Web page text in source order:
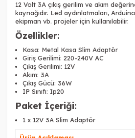
12 Volt 3A çıkış gerilim ve akım
kaynağıdır. Led aydınlatmaları,
ekipman vb. projeler için kullanılabilir.
Özellikler:
Kasa: Metal Kasa Slim Adaptör
Giriş Gerilimi: 220-240V AC
Çıkış Gerilimi: 12V
Akım: 3A
Çıkış Gücü: 36W
IP Sınıfı: Ip20
Paket İçeriği:
1 x 12V 3A Slim Adaptör